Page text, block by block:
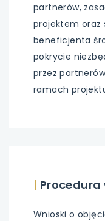
partnerów,
projektem oraz
beneficjenta
pokrycie
przez
ramach
|
Wnioski o